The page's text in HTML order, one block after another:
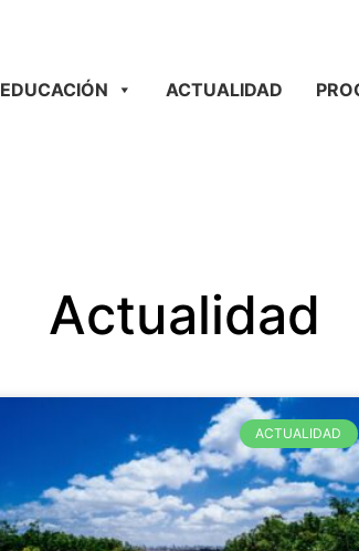
EDUCACIÓN ACTUALIDAD
Actualidad
ACTUALIDAD